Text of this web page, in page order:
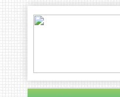
Sketchbook5,
Sketchbook5,